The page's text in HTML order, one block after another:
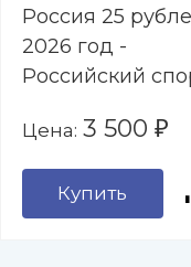
Россия 25
2026 год -
Российский
ЦСКА, Динамо,
Трудовые
Цена: 3 500 ₽
Купить